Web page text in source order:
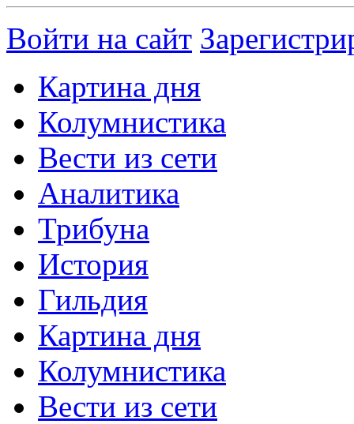
Войти на сайт
Картина дня
Колумнистика
Вести из сети
Аналитика
Трибуна
История
Гильдия
Картина дня
Колумнистика
Вести из сети